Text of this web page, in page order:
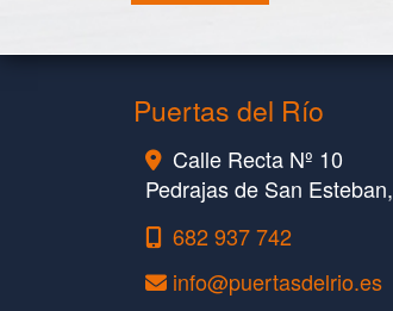
Puertas del Río
Calle Recta Nº 10
Pedrajas de San Esteban,
682 937 742
info
puertasdelrio.es